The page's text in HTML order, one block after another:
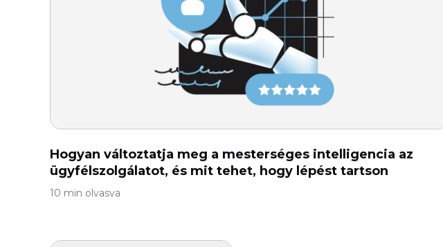
Hogyan változtatja meg a mesterséges intelligencia az
ügyfélszolgálatot, és mit tehet, hogy lépést tartson
10 min olvasva